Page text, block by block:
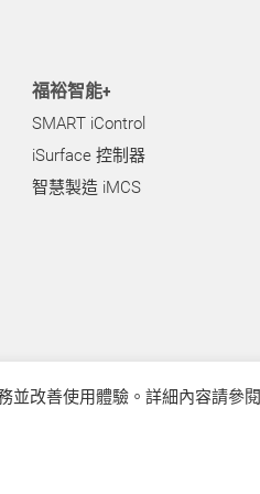
福裕智能+
SMART iControl
iSurface 控制器
智慧製造 iMCS
並改善使用體驗。詳細內容請參閱